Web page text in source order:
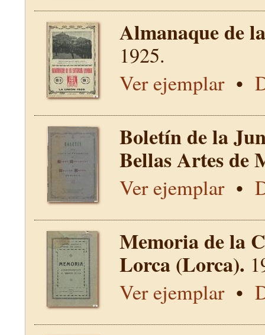
Almanaque de
1925.
Ver ejemplar•
Boletín de la
Bellas Artes
Ver ejemplar•
Memoria de la
Lorca (Lorca).
Ver ejemplar•